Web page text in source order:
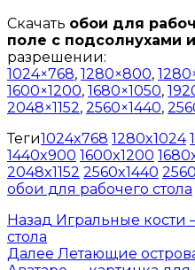
Скачать обои для
поле с подсолнухами
разрешении:
1024×768, 1280×800,
1600×1200, 1680×1050,
2048×1152, 2560×1440,
Теги1024x768 1280x1024
1440x900 1600x1200
2048x1152 2560x1440
обои для рабочего стола
Назад Игральные кости
стола
Далее Летающие